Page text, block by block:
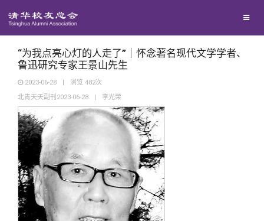
西南联大校友会
义工计划
新媒体平台
青春风采
校友文苑
校友讲坛
校友视界
校友服务
“为我点亮心灯的人走了”｜怀念著名现代文学学者、
鲁迅研究专家王景山先生
2023-06-28 | 浏览 482次
北青天天副刊2023-06-28
| 李光荣